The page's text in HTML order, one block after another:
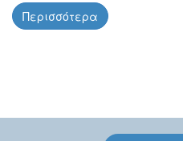
πολλές βυζαντινές αρχοντικές
Νοταράδων, βρήκαν καταφύγιο και
τους πιο ανεπτυγμένους
ΗΖάχολη
Περισσότερα